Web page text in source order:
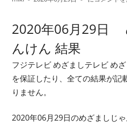
者
日
2020年06月29日
んけん 結果
フジテレビ めざましテレビ め
を保証したり、全ての結果が記
りません。
2020年06月29日のめざましじ